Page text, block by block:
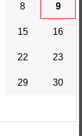
8 9
15 16
22 23
29 30